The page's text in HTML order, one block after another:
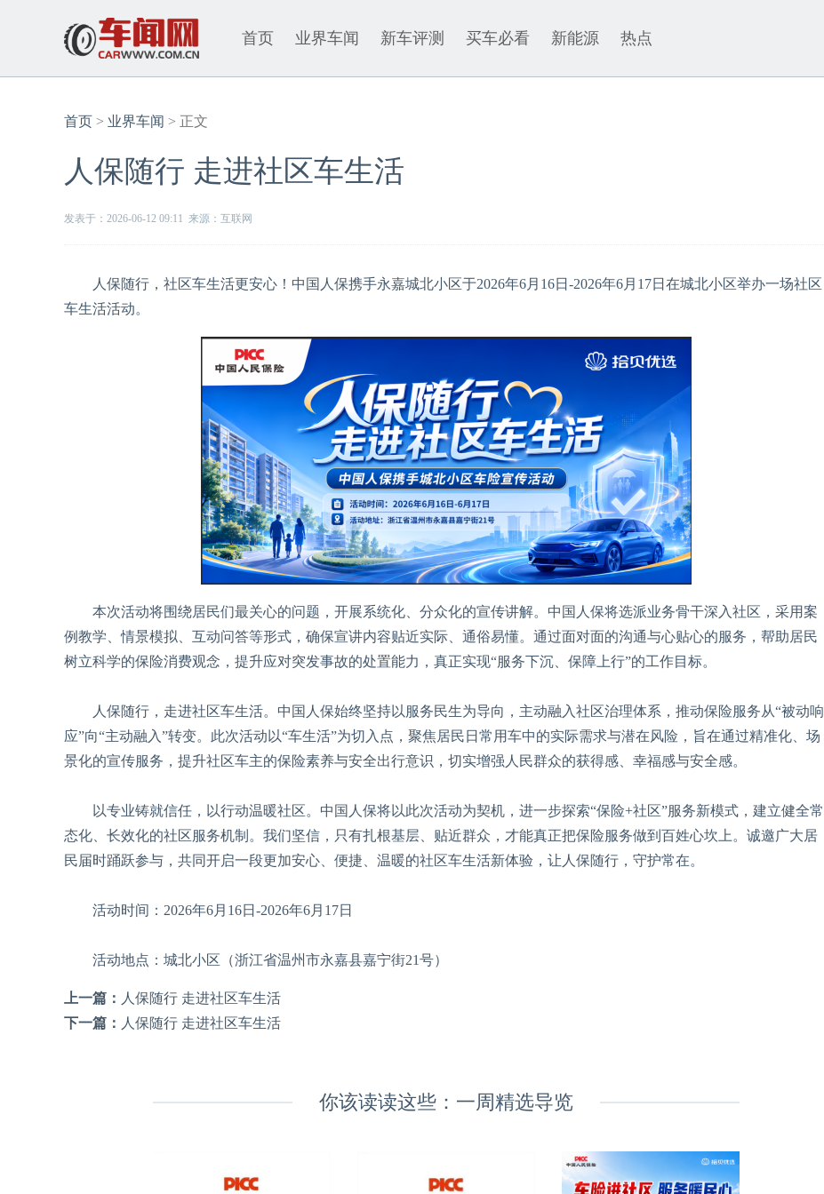
首页 业界车闻 新车评测 买车必看 新能源 热点
首页 > 业界车闻 > 正文
人保随行 走进社区车生活
发表于：2026-06-12 09:11 来源：互联网
人保随行，社区车生活更安心！中国人保携手永嘉城北小区于2026年6月16日-2026年6月17日在城北小区举办一场社区
车生活活动。
本次活动将围绕居民们最关心的问题，开展系统化、分众化的宣传讲解。中国人保将选派业务骨干深入社区，采用案
例教学、情景模拟、互动问答等形式，确保宣讲内容贴近实际、通俗易懂。通过面对面的沟通与心贴心的服务，帮助居民
树立科学的保险消费观念，提升应对突发事故的处置能力，真正实现“服务下沉、保障上行”的工作目标。
人保随行，走进社区车生活。中国人保始终坚持以服务民生为导向，主动融入社区治理体系，推动保险服务从“被动响
应”向“主动融入”转变。此次活动以“车生活”为切入点，聚焦居民日常用车中的实际需求与潜在风险，旨在通过精准化、场
景化的宣传服务，提升社区车主的保险素养与安全出行意识，切实增强人民群众的获得感、幸福感与安全感。
以专业铸就信任，以行动温暖社区。中国人保将以此次活动为契机，进一步探索“保险+社区”服务新模式，建立健全常
态化、长效化的社区服务机制。我们坚信，只有扎根基层、贴近群众，才能真正把保险服务做到百姓心坎上。诚邀广大居
民届时踊跃参与，共同开启一段更加安心、便捷、温暖的社区车生活新体验，让人保随行，守护常在。
活动时间：2026年6月16日-2026年6月17日
活动地点：城北小区（浙江省温州市永嘉县嘉宁街21号）
上一篇： 人保随行 走进社区车生活
下一篇： 人保随行 走进社区车生活
你该读读这些：一周精选导览